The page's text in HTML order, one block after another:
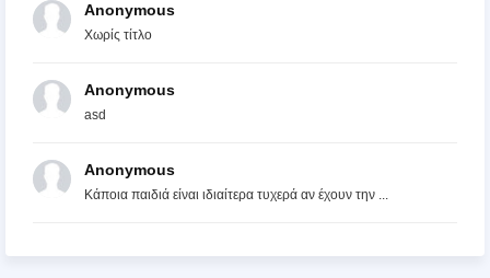
Anonymous
Χωρίς τίτλο
Anonymous
asd
Anonymous
Κάποια παιδιά είναι ιδιαίτερα τυχερά αν έχουν την ...